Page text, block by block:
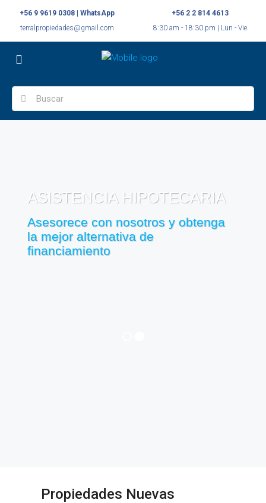
+56 9 9619 0308 | WhatsApp
terralpropiedades@gmail.com
+56 2 2 814 4613
8:30 am - 18:30 pm | Lun - Vie
Propiedades Nuevas